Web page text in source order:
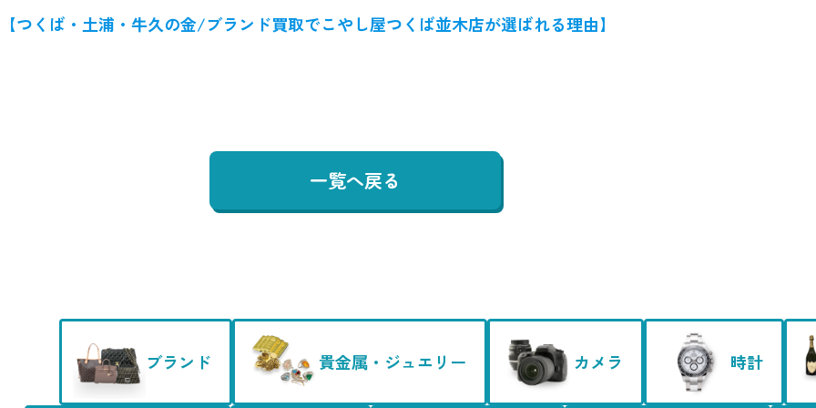
【つくば・土浦・牛久の金/ブランド買取でこやし屋つくば並木店が選ばれる理由】
一覧へ戻る
ブランド 貴金属・ジュエリー カメラ 時計